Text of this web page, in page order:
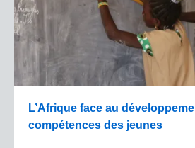
L’Afrique face au
compétences des jeunes